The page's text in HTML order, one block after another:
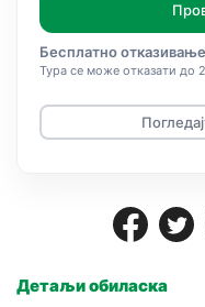
Детаљи обиласка
Бесплатно
Тура се може отказати до